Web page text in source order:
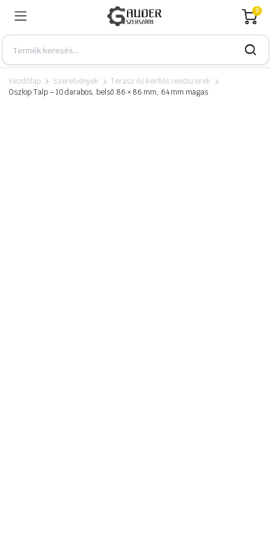
0
Kezdőlap Szerelvények
Terasz és kerítés rendszerek
Oszlop Talp – 10 darabos, belső 86 × 86 mm, 64 mm magas